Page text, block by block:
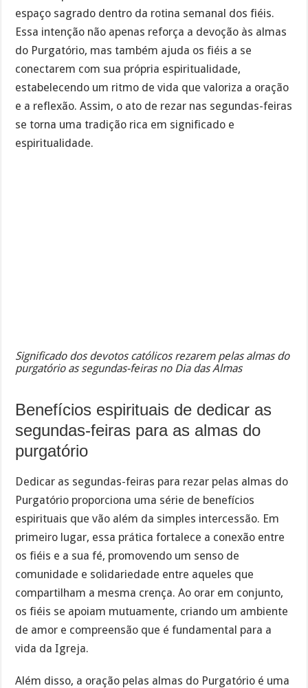
espaço sagrado dentro da rotina semanal dos fiéis.
Essa intenção não apenas reforça a devoção às almas
do Purgatório, mas também ajuda os fiéis a se
conectarem com sua própria espiritualidade,
estabelecendo um ritmo de vida que valoriza a oração
e a reflexão. Assim, o ato de rezar nas segundas-feiras
se torna uma tradição rica em significado e
espiritualidade.
Significado dos devotos católicos rezarem pelas almas do
purgatório as segundas-feiras no Dia das Almas
Benefícios espirituais de dedicar as
segundas-feiras para as almas do
purgatório
Dedicar as segundas-feiras para rezar pelas almas do
Purgatório proporciona uma série de benefícios
espirituais que vão além da simples intercessão. Em
primeiro lugar, essa prática fortalece a conexão entre
os fiéis e a sua fé, promovendo um senso de
comunidade e solidariedade entre aqueles que
compartilham a mesma crença. Ao orar em conjunto,
os fiéis se apoiam mutuamente, criando um ambiente
de amor e compreensão que é fundamental para a
vida da Igreja.
Além disso, a oração pelas almas do Purgatório é uma